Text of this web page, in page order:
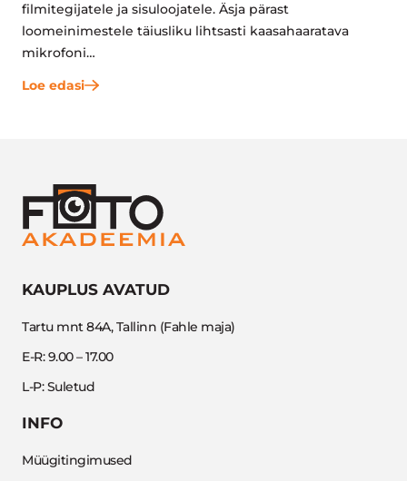
filmitegijatele ja sisuloojatele. Äsja pärast
loomeinimestele täiusliku lihtsasti kaasahaaratava
mikrofoni…
Loe edasi
KAUPLUS AVATUD
Tartu mnt 84A, Tallinn (Fahle maja)
E-R: 9.00 – 17.00
L-P: Suletud
INFO
Müügitingimused